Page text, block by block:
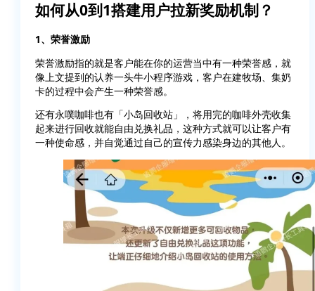
如何从0到1搭建用户拉新奖励机制？
1、荣誉激励
荣誉激励指的就是客户能在你的运营当中有一种荣誉感，就
像上文提到的认养一头牛小程序游戏，客户在建牧场、集奶
卡的过程中会产生一种荣誉感。
还有永噗咖啡也有「小岛回收站」，将用完的咖啡外壳收集
起来进行回收就能自由兑换礼品，这种方式就可以让客户有
一种使命感，并自觉通过自己的宣传力感染身边的其他人。